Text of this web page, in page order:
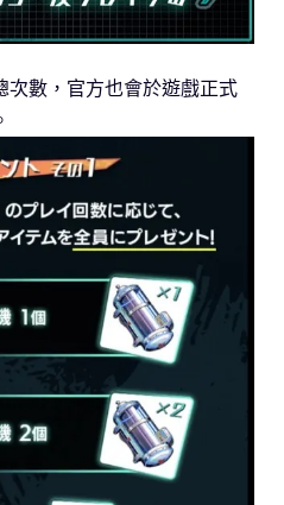
次數，官方也會於遊戲正式